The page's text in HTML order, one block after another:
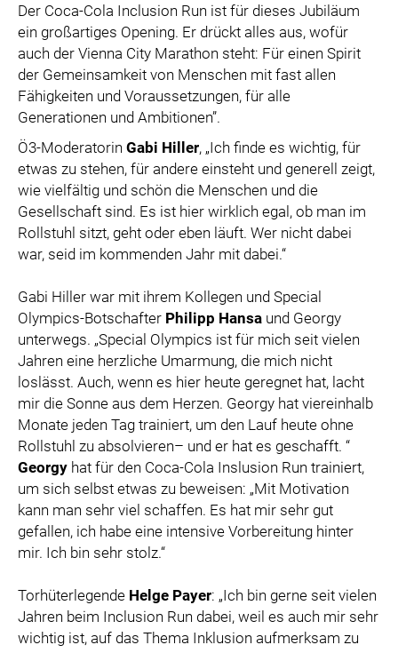
Der Coca-Cola Inclusion Run ist für dieses Jubiläum
ein großartiges Opening. Er drückt alles aus, wofür
auch der Vienna City Marathon steht: Für einen Spirit
der Gemeinsamkeit von Menschen mit fast allen
Fähigkeiten und Voraussetzungen, für alle
Generationen und Ambitionen”.
Ö3-Moderatorin Gabi Hiller, „Ich finde es wichtig, für
etwas zu stehen, für andere einsteht und generell zeigt,
wie vielfältig und schön die Menschen und die
Gesellschaft sind. Es ist hier wirklich egal, ob man im
Rollstuhl sitzt, geht oder eben läuft. Wer nicht dabei
war, seid im kommenden Jahr mit dabei.“
Gabi Hiller war mit ihrem Kollegen und Special
Olympics-Botschafter Philipp Hansa und Georgy
unterwegs. „Special Olympics ist für mich seit vielen
Jahren eine herzliche Umarmung, die mich nicht
loslässt. Auch, wenn es hier heute geregnet hat, lacht
mir die Sonne aus dem Herzen. Georgy hat viereinhalb
Monate jeden Tag trainiert, um den Lauf heute ohne
Rollstuhl zu absolvieren– und er hat es geschafft. “
Georgy hat für den Coca-Cola Inslusion Run trainiert,
um sich selbst etwas zu beweisen: „Mit Motivation
kann man sehr viel schaffen. Es hat mir sehr gut
gefallen, ich habe eine intensive Vorbereitung hinter
mir. Ich bin sehr stolz.“
Torhüterlegende Helge Payer: „Ich bin gerne seit vielen
Jahren beim Inclusion Run dabei, weil es auch mir sehr
wichtig ist, auf das Thema Inklusion aufmerksam zu